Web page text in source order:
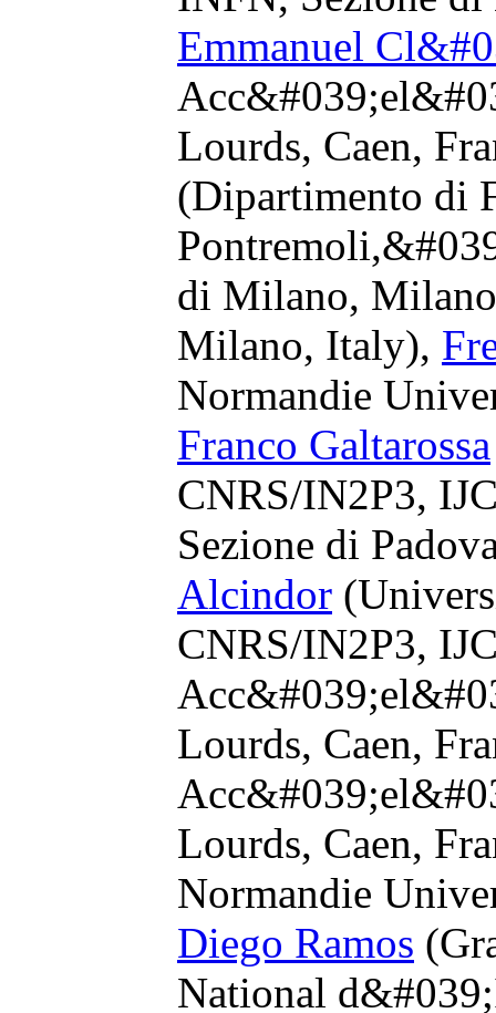
Emmanuel
Lourds, Caen,
(Dipartimento di
di Milano,
Milano, Italy),
Normandie
Franco Galtarossa
CNRS/IN2P3,
Sezione di
Alcindor
CNRS/IN2P3,
Lourds, Caen,
Lourds, Caen,
Normandie
Diego Ramos
National